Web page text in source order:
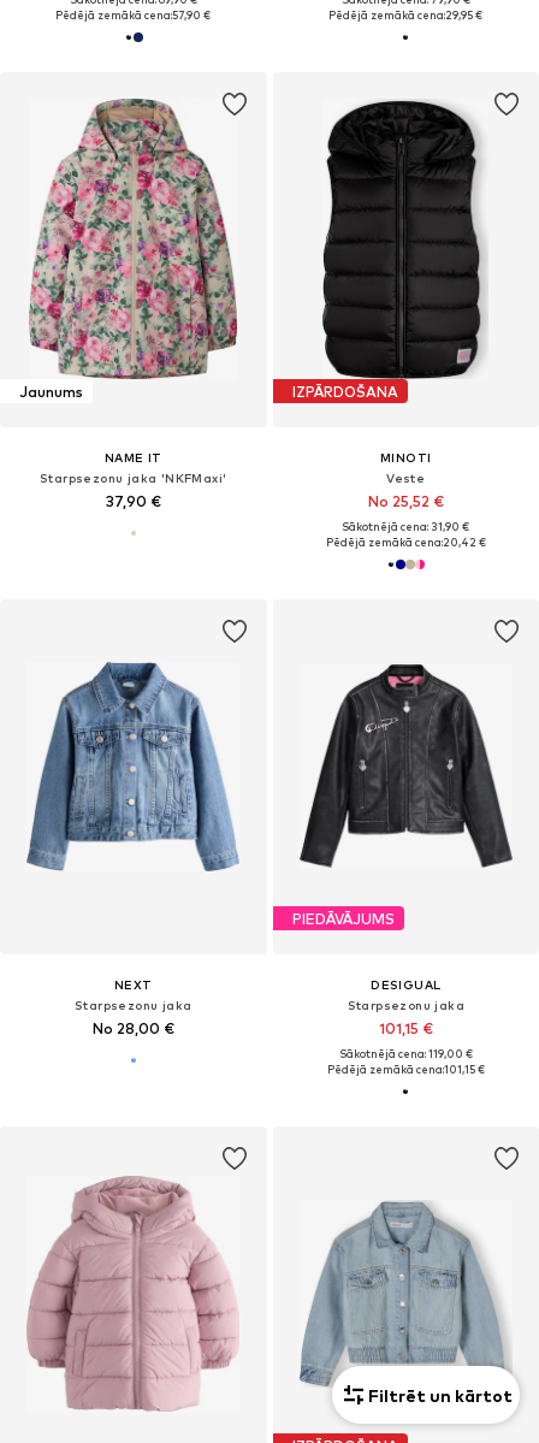
Pēdējā zemākā cena:57,90 €
Pēdējā zemākā cena:29,95 €
Jaunums
NAME IT
Starpsezonu jaka 'NKFMaxi'
37,90 €
IZPĀRDOŠANA
MINOTI
Veste
No 25,52 €
Sākotnējā cena: 31,90 €
Pēdējā zemākā cena:20,42 €
NEXT
Starpsezonu jaka
No 28,00 €
PIEDĀVĀJUMS
DESIGUAL
Starpsezonu jaka
101,15 €
Sākotnējā cena: 119,00 €
Pēdējā zemākā cena:101,15 €
Filtrēt un kārtot